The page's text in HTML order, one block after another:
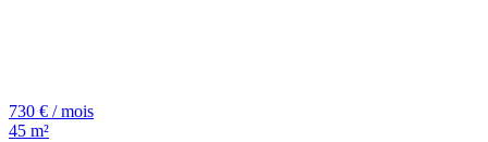
730 € / mois
45 m²